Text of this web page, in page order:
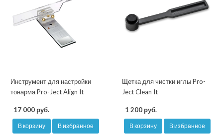
Инструмент для настройки
тонарма Pro-Ject Align It
17 000 руб.
В корзину В избранное
Щетка для чистки иглы Pro-
Ject Clean It
1 200 руб.
В корзину В избранное